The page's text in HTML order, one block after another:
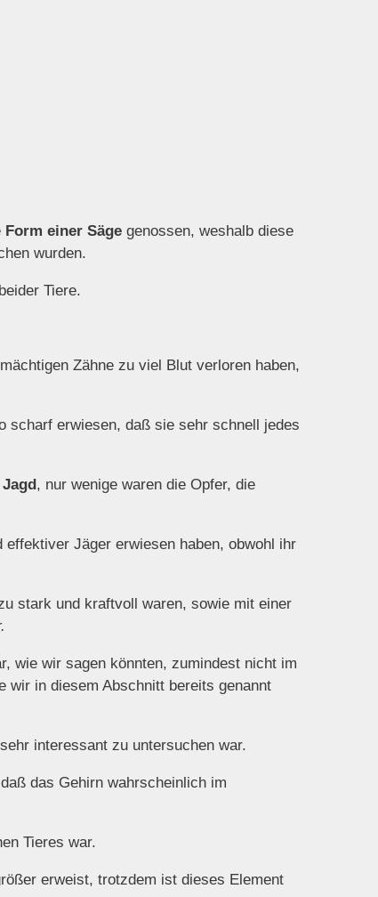
Form einer Säge genossen, weshalb diese
wurden.
Tiere.
Zähne zu viel Blut verloren haben,
scharf erwiesen, daß sie sehr schnell jedes
, nur wenige waren die Opfer, die
Jäger erwiesen haben, obwohl ihr
stark und kraftvoll waren, sowie mit einer
wie wir sagen könnten, zumindest nicht im
wir in diesem Abschnitt bereits genannt
interessant zu untersuchen war.
das Gehirn wahrscheinlich im
Tieres war.
erweist, trotzdem ist dieses Element